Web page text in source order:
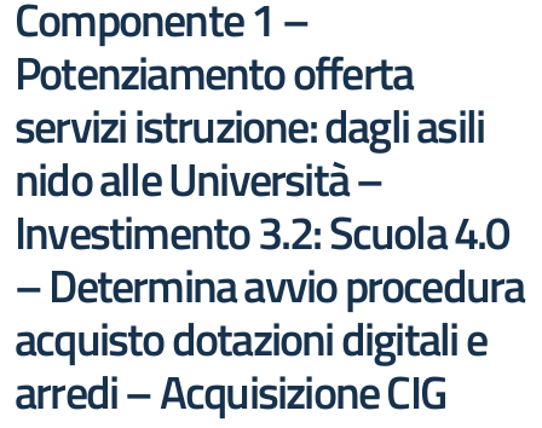
Componente 1 –
Potenziamento offerta
servizi istruzione: dagli asili
nido alle Università –
Investimento 3.2: Scuola 4.0
– Determina avvio procedura
acquisto dotazioni digitali e
arredi – Acquisizione CIG